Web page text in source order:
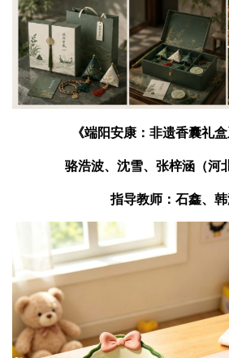
《端阳安康：非遗香囊礼
骆浩波、沈雪、张梓涵（河
指导教师：石鑫、